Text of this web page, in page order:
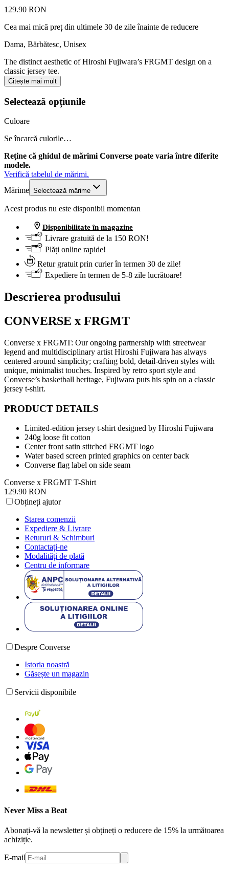
129.90 RON
Cea mai mică preț din ultimele 30 de zile înainte de reducere
Dama, Bărbătesc, Unisex
The distinct aesthetic of Hiroshi Fujiwara’s FRGMT design on a
classic jersey tee.
Citește mai mult
Selectează opțiunile
Culoare
Se încarcă culorile…
Reține că ghidul de mărimi Converse poate varia între diferite
modele.
Verifică tabelul de mărimi.
Mărime Selectează mărime
Acest produs nu este disponibil momentan
Disponibilitate în magazine
Livrare gratuită de la 150 RON!
Plăți online rapide!
Retur gratuit prin curier în termen 30 de zile!
Expediere în termen de 5-8 zile lucrătoare!
Descrierea produsului
CONVERSE x FRGMT
Converse x FRGMT: Our ongoing partnership with streetwear
legend and multidisciplinary artist Hiroshi Fujiwara has always
centered around simplicity; crafting bold, detail-driven styles with
unique, minimalist touches. Inspired by retro sport style and
Converse’s basketball heritage, Fujiwara puts his spin on a classic
jersey t-shirt.
PRODUCT DETAILS
Limited-edition jersey t-shirt designed by Hiroshi Fujiwara
240g loose fit cotton
Center front satin stitched FRGMT logo
Water based screen printed graphics on center back
Converse flag label on side seam
Converse x FRGMT T-Shirt
129.90 RON
Obțineți ajutor
Starea comenzii
Expediere & Livrare
Retururi & Schimburi
Contactați-ne
Modalități de plată
Centru de informare
Despre Converse
Istoria noastră
Găsește un magazin
Servicii disponibile
Never Miss a Beat
Abonați-vă la newsletter și obțineți o reducere de 15% la următoarea
achiziție.
E-mail